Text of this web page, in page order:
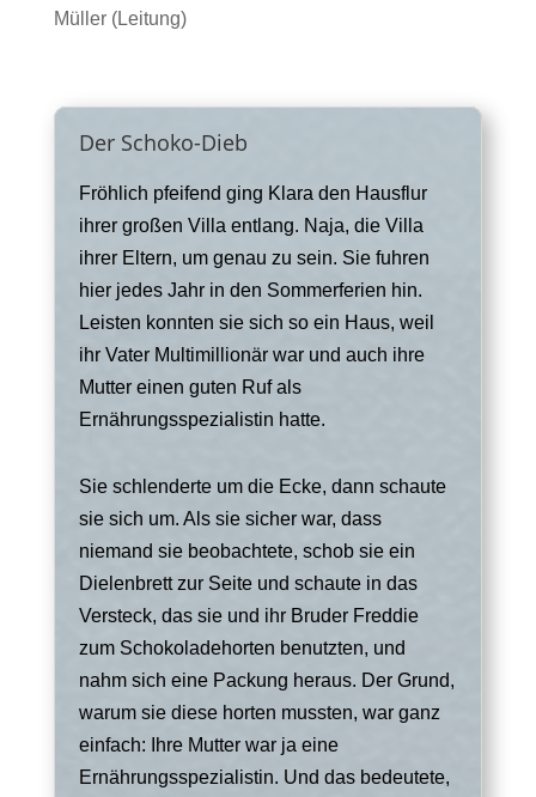
Müller (Leitung)
Der Schoko-Dieb
Fröhlich pfeifend ging Klara den Hausflur
ihrer großen Villa entlang. Naja, die Villa
ihrer Eltern, um genau zu sein. Sie fuhren
hier jedes Jahr in den Sommerferien hin.
Leisten konnten sie sich so ein Haus, weil
ihr Vater Multimillionär war und auch ihre
Mutter einen guten Ruf als
Ernährungsspezialistin hatte.
Sie schlenderte um die Ecke, dann schaute
sie sich um. Als sie sicher war, dass
niemand sie beobachtete, schob sie ein
Dielenbrett zur Seite und schaute in das
Versteck, das sie und ihr Bruder Freddie
zum Schokoladehorten benutzten, und
nahm sich eine Packung heraus. Der Grund,
warum sie diese horten mussten, war ganz
einfach: Ihre Mutter war ja eine
Ernährungsspezialistin. Und das bedeutete,